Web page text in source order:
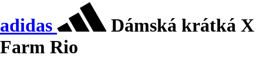
adidas
Dámská krátká X
Farm Rio